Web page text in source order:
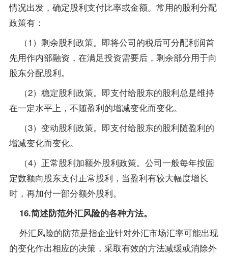
情况出发，确定股利支付比率或金额。常用的股利分配
政策有：
（1）剩余股利政策。即将公司的税后可分配利润首
先用作内部融资，在满足投资需要后，剩余部分用于向
股东分配股利。
（2）稳定股利政策。即支付给股东的股利总是维持
在一定水平上，不随盈利的增减变化而变化。
（3）变动股利政策。即支付给股东的股利随盈利的
增减变化而变化。
（4）正常股利加额外股利政策。公司一般每年按固
定数额向股东支付正常股利，当盈利有较大幅度增长
时，再加付一部分额外股利。
16.简述防范外汇风险的各种方法。
外汇风险的防范是指企业针对外汇市场汇率可能出现
的变化作出相应的决策，采取有效的方法减缓或消除外